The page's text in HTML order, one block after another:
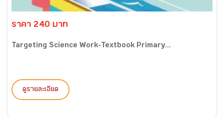
ราคา 240 บาท
Targeting Science Work-Textbook Primary...
ดูรายละเอียด